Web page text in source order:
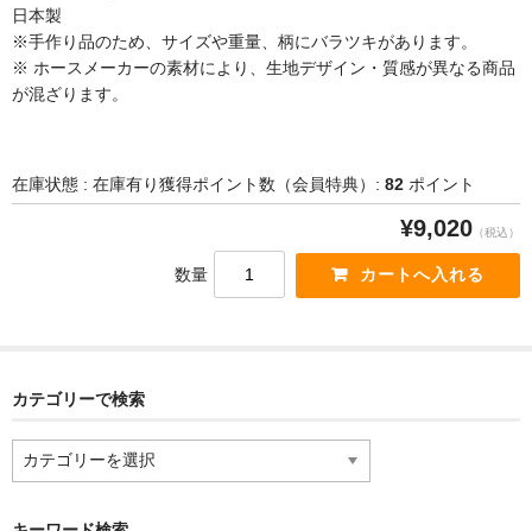
シーリングファン
ガーデン
日本製
※手作り品のため、サイズや重量、柄にバラツキがあります。
※ ホースメーカーの素材により、生地デザイン・質感が異なる商品
が混ざります。
在庫状態 : 在庫有り獲得ポイント数（会員特典）: 82 ポイント
¥9,020 （税込）
数量
カテゴリーで検索
リ